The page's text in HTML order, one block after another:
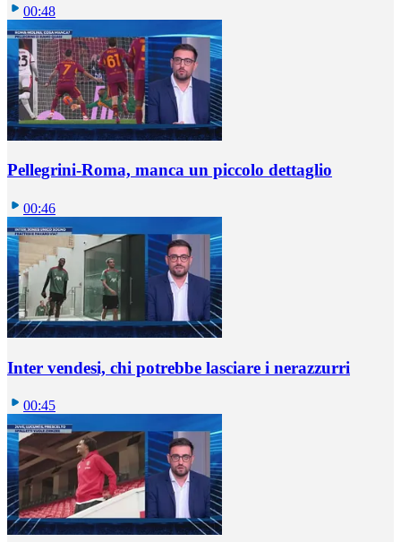
00:48
Pellegrini-Roma, manca un piccolo dettaglio
00:46
Inter vendesi, chi potrebbe lasciare i nerazzurri
00:45